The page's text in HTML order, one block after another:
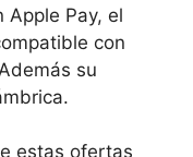
Apple Pay, el
con
su
estas ofertas